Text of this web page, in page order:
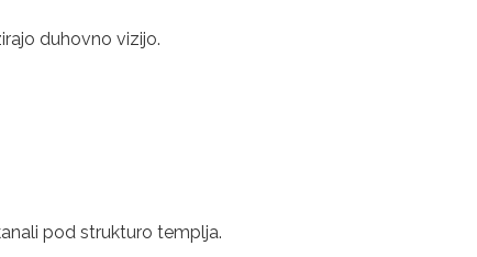
duhovno vizijo.
pod strukturo templja.